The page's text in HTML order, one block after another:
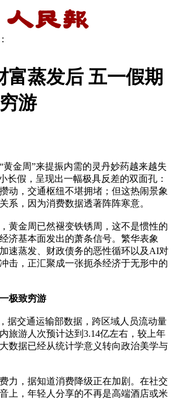
：
富蒸发后 五一假期
游
黄金周”来提振内需的灵丹妙药越来越失
长假，呈现出一幅极具反差的双面孔：
动，交通枢纽不堪拥堵；但这热闹景象
系，因为消费数据透著阵阵寒意。
黄金周已然褪变铁锈周，这不是惯性的
济基本面发出的萧条信号。繁华表象
速蒸发、财政债务的恶性循环以及AI对
击，正汇聚成一张扼杀经济于无形中的
极致穷游
据交通运输部数据，跨区域人员流动量
旅游人次预计达到3.14亿左右，较上年
数据已经从统计学意义转向政治美学与
力，据知道消费降级正在加剧。在社交
上，年轻人分享的不再是高端酒店或米